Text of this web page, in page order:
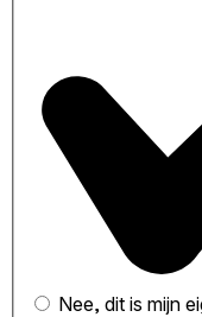
Nee, dit is mijn